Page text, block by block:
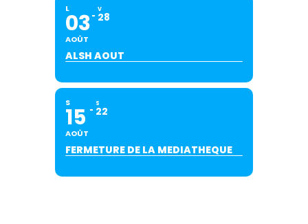
L
03
AOÛT
V
28
ALSH AOUT
S
15
AOÛT
S
22
FERMETURE DE LA MEDIATHEQUE